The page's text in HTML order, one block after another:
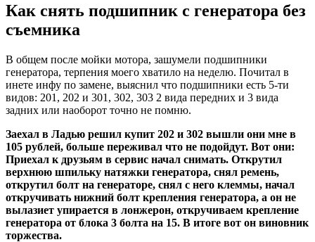
Как снять подшипник с генератора без
съемника
В общем после мойки мотора, зашумели подшипники
генератора, терпения моего хватило на неделю. Почитал в
инете инфу по замене, выяснил что подшипники есть 5-ти
видов: 201, 202 и 301, 302, 303 2 вида передних и 3 вида
задних или наоборот точно не помню.
Заехал в Ладью решил купит 202 и 302 вышли они мне в
105 рублей, больше переживал что не подойдут. Вот они:
Приехал к друзьям в сервис начал снимать. Открутил
верхнюю шпильку натяжки генератора, снял ремень,
открутил болт на генераторе, снял с него клеммы, начал
откручивать нижний болт крепления генератора, а он не
вылазиет упирается в лонжерон, откручиваем крепление
генератора от блока 3 болта на 15. В итоге вот он виновник
торжества.